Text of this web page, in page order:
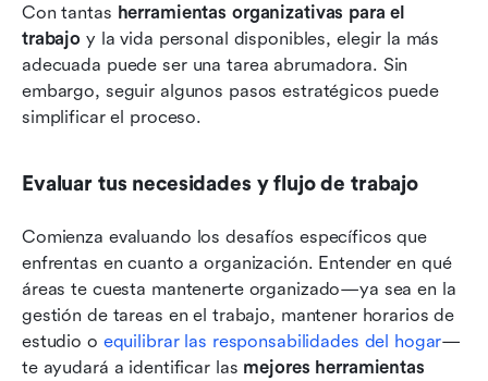
Con tantas herramientas organizativas para el
trabajo y la vida personal disponibles, elegir la más
adecuada puede ser una tarea abrumadora. Sin
embargo, seguir algunos pasos estratégicos puede
simplificar el proceso.
Evaluar tus necesidades y flujo de trabajo
Comienza evaluando los desafíos específicos que
enfrentas en cuanto a organización. Entender en qué
áreas te cuesta mantenerte organizado—ya sea en la
gestión de tareas en el trabajo, mantener horarios de
estudio o equilibrar las responsabilidades del hogar—
te ayudará a identificar las mejores herramientas